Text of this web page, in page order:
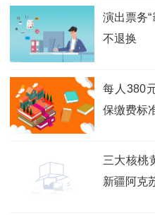
演出票务
不退换
每人380
保缴费标
三大核桃
新疆阿克